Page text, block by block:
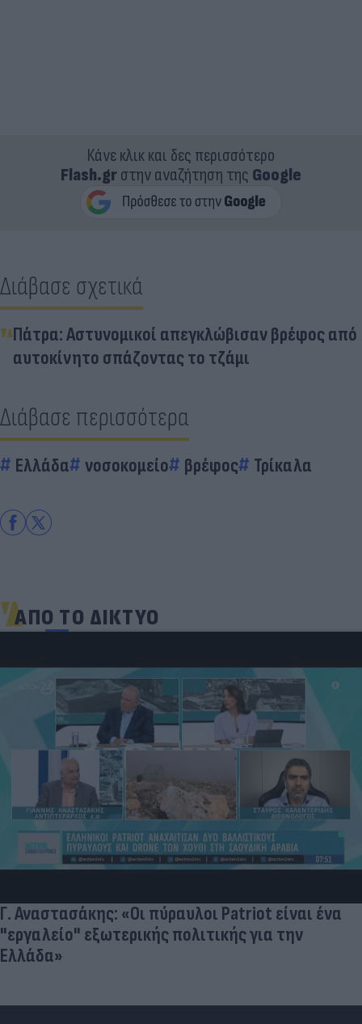
Κάνε κλικ και δες περισσότερο
Flash.grστην αναζήτηση της Google
Διάβασε σχετικά
Πάτρα: Αστυνομικοί απεγκλώβισαν βρέφος από
αυτοκίνητο σπάζοντας το τζάμι
Διάβασε περισσότερα
Ελλάδα νοσοκομείο βρέφος Τρίκαλα
ΑΠΟ ΤΟ ΔΙΚΤΥΟ
Γ. Αναστασάκης: «Οι πύραυλοι Patriot είναι ένα
"εργαλείο" εξωτερικής πολιτικής για την
Ελλάδα»